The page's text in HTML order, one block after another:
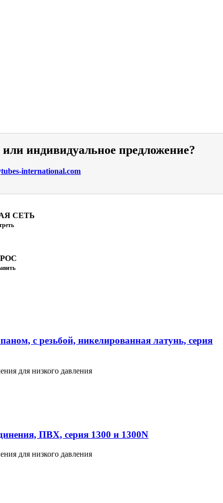
индивидуальное предложение?
international.com
СЕТЬ
с резьбой, никелированная латунь, серия
для низкого давления
ПВХ, серия 1300 и 1300N
для низкого давления